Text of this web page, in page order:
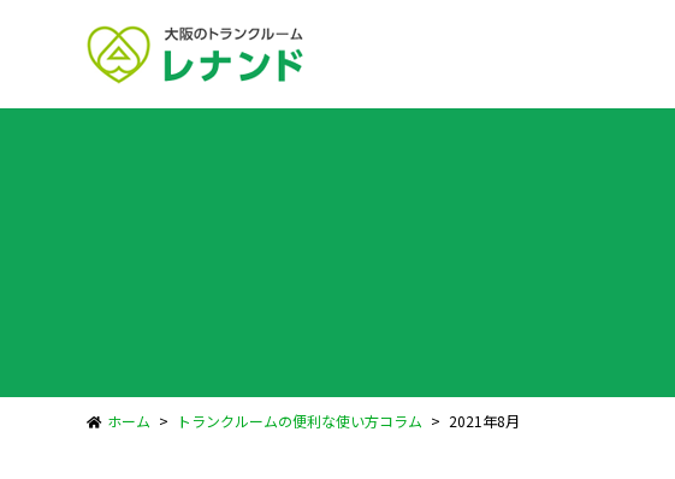
ホーム トランクルームの便利な使い方コラム 2021年8月